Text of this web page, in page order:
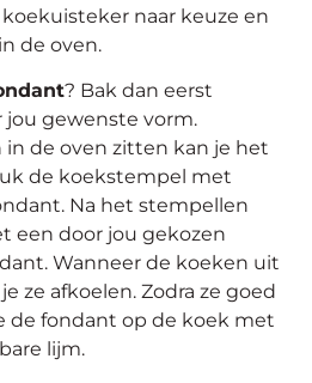
naar keuze en
de oven.
? Bak dan eerst
jou gewenste vorm.
de oven zitten kan je het
de koekstempel met
Na het stempellen
een door jou gekozen
Wanneer de koeken uit
ze afkoelen. Zodra ze goed
de fondant op de koek met
lijm.